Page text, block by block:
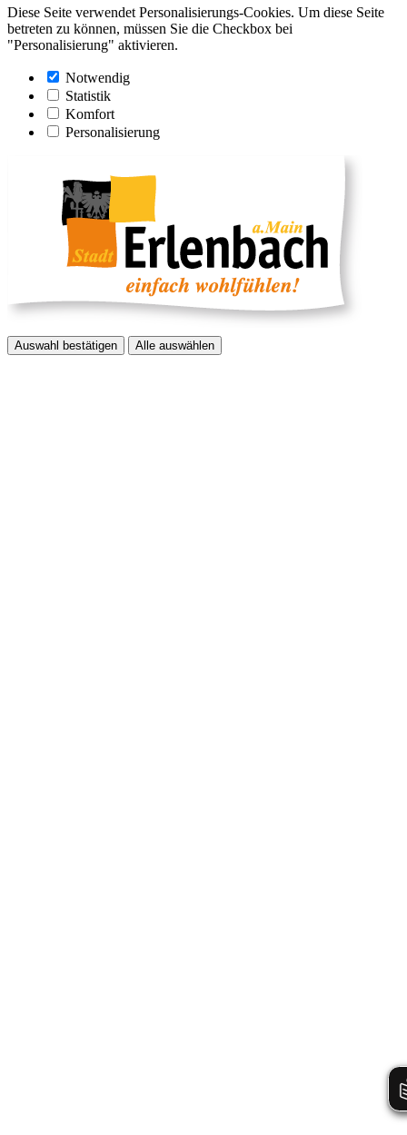
Diese Seite verwendet Personalisierungs-Cookies. Um diese Seite
betreten zu können, müssen Sie die Checkbox bei
"Personalisierung" aktivieren.
Notwendig
Statistik
Komfort
Personalisierung
Auswahl bestätigen Alle auswählen